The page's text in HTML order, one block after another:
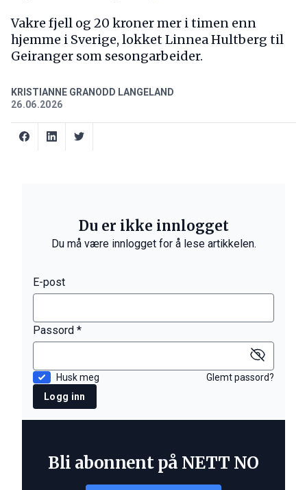
Vakre fjell og 20 kroner mer i timen enn
hjemme i Sverige, lokket Linnea Hultberg til
Geiranger som sesongarbeider.
KRISTIANNE GRANODD LANGELAND
26.06.2026
Du er ikke innlogget
Du må være innlogget for å lese artikkelen.
E-post
Passord *
Husk meg
Glemt passord?
Logg inn
Bli abonnent på NETT NO